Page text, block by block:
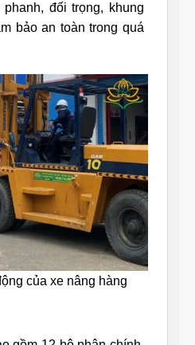
đối trọng, khung
bảo an toàn trong quá
của xe nâng hàng